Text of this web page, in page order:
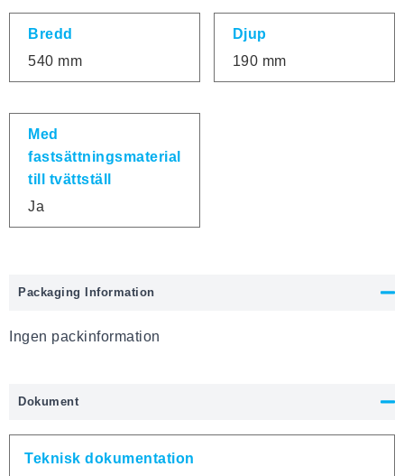
Bredd
540 mm
Djup
190 mm
Med
fastsättningsmaterial
till tvättställ
Ja
Packaging Information
Ingen packinformation
Dokument
Teknisk dokumentation